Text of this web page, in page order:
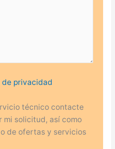
de privacidad
técnico contacte
mi solicitud, así como
de ofertas y servicios